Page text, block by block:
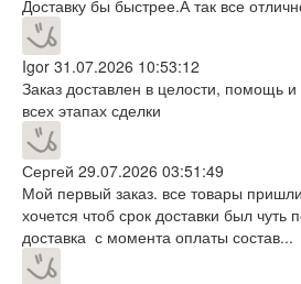
Доставку бы быстрее.А так все
Igor 31.07.2026 10:53:12
Заказ доставлен в целости, помощь
всех этапах сделки
Сергей 29.07.2026 03:51:49
Мой первый заказ. все товары
хочется чтоб срок доставки был чуть
доставка с момента оплаты состав...